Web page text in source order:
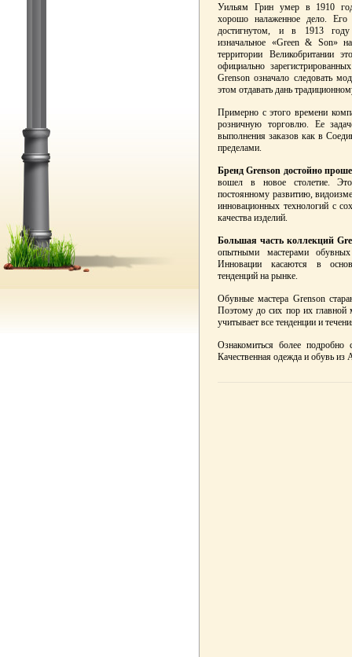
Уильям Грин умер в 1910
хорошо налаженное дело. Его
достигнутом, и в 1913 году
изначальное «Green & Son»
территории Великобритании
официально
Grenson означало следовать
этом отдавать дань
Примерно с этого времени
розничную торговлю. Ее
выполнения заказов как в
пределами.
Бренд Grenson достойно
вошел в новое столетие.
постоянному развитию,
инновационных технологий с
качества изделий.
Большая часть коллекций
опытными мастерами
Инновации касаются в
тенденций на рынке.
Обувные мастера Grenson
Поэтому до сих пор их главной
учитывает все тенденции и
Ознакомиться более
Качественная одежда и обувь из